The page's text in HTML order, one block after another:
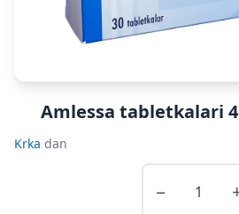
Amlessa tabletkalari
Krka dan
−